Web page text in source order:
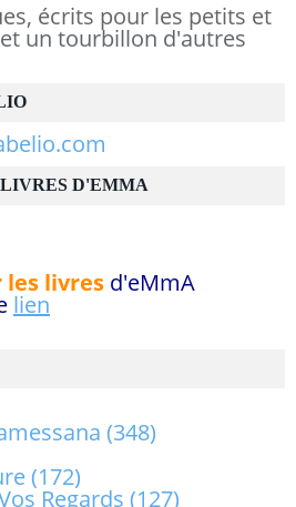
écrits pour les petits et
un tourbillon d'autres
(348)
(172)
Regards (127)
LIVRES D'EMMA
les livres d'eMmA
lien